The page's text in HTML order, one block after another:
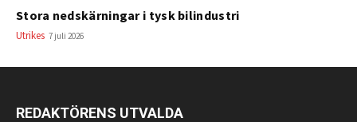
Stora nedskärningar i tysk bilindustri
Utrikes 7 juli 2026
REDAKTÖRENS UTVALDA